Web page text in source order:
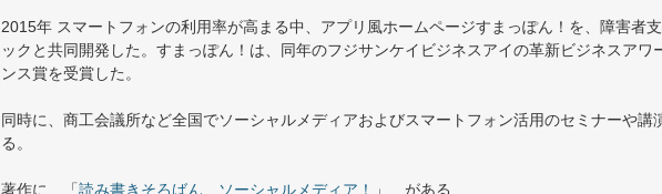
2015年 スマートフォンの利用率が高まる中、アプリ風ホームページすまっぽん！を、障害者
ックと共同開発した。すまっぽん！は、同年のフジサンケイビジネスアイの革新ビジネスアワ
ンス賞を受賞した。
同時に、商工会議所など全国でソーシャルメディアおよびスマートフォン活用のセミナーや講
る。
著作に 「読み書きそろばん ソーシャルメディア！ 」 がある